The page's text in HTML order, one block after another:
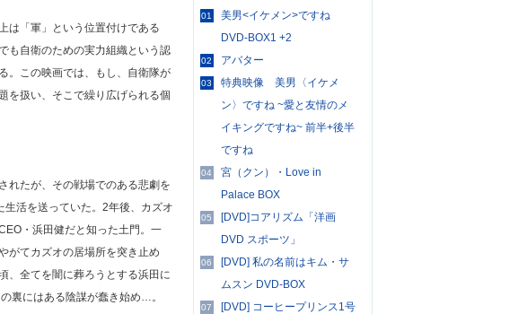
は「軍」という位置付けである
も自衛のための実力組織という認
。この映画では、もし、自衛隊が
を扱い、そこで繰り広げられる個
れたが、その戦場でのある悲劇を
活を送っていた。2年後、カズオ
・浜田健だと知った土門。一
がてカズオの居場所を突き止め
、全てを闇に葬ろうとする浜田に
裏にはある陰謀が蠢き始め…。
01
美男<イケメン>ですね
DVD-BOX1 +2
02 アバター
03
特典映像 美男〈イケメ
ン〉ですね ~愛と友情のメ
イキングですね~ 前半+後半
ですね
04
宮（クン）・Love in
Palace BOX
05
[DVD]コアリズム「洋画
DVD スポーツ」
06
[DVD] 私の名前はキム・サ
ムスン DVD-BOX
07
[DVD] コーヒープリンス1号